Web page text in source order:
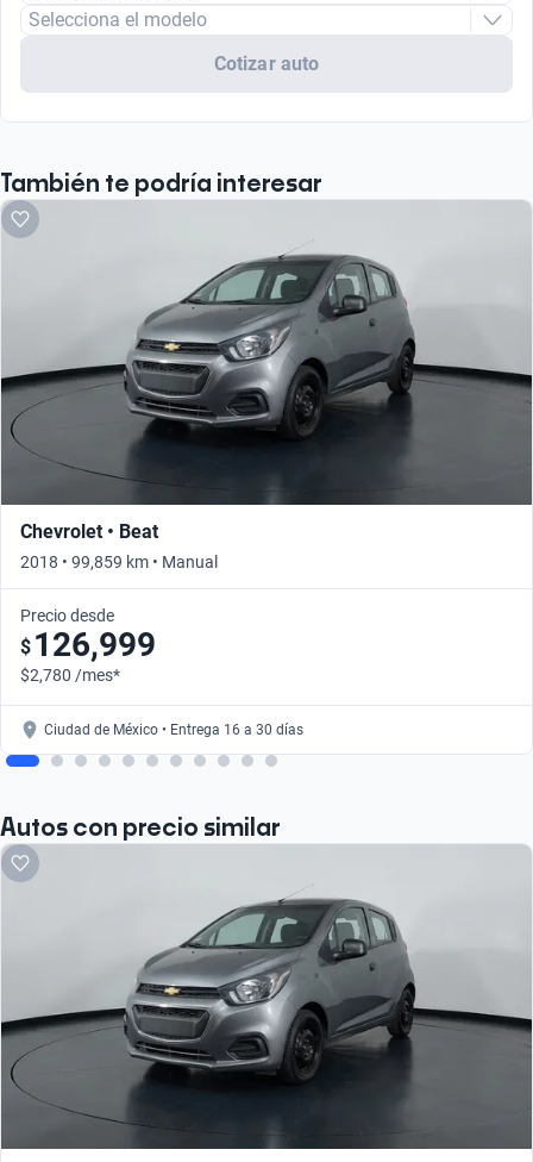
Selecciona el modelo
Cotizar auto
También te podría interesar
Chevrolet • Beat
2018 • 99,859 km • Manual
Precio desde
$ 126,999
$2,780 /mes*
Ciudad de México • Entrega 16 a 30 días
Autos con precio similar